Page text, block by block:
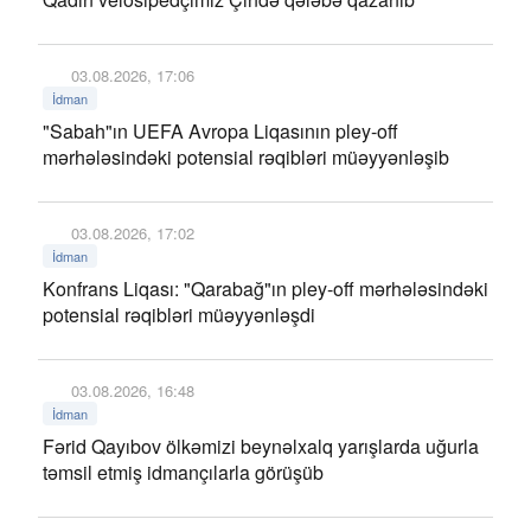
03.08.2026, 17:06
İdman
"Sabah"ın UEFA Avropa Liqasının pley-off
mərhələsindəki potensial rəqibləri müəyyənləşib
03.08.2026, 17:02
İdman
Konfrans Liqası: "Qarabağ"ın pley-off mərhələsindəki
potensial rəqibləri müəyyənləşdi
03.08.2026, 16:48
İdman
Fərid Qayıbov ölkəmizi beynəlxalq yarışlarda uğurla
təmsil etmiş idmançılarla görüşüb